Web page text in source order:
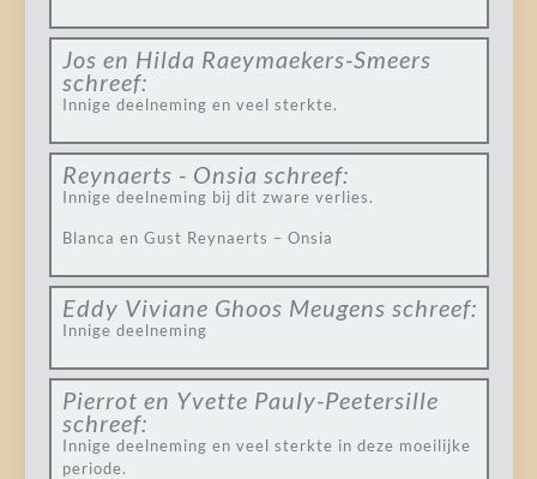
Jos en Hilda Raeymaekers-Smeers
schreef:
Innige deelneming en veel sterkte.
Reynaerts - Onsia schreef:
Innige deelneming bij dit zware verlies.
Blanca en Gust Reynaerts – Onsia
Eddy Viviane Ghoos Meugens schreef:
Innige deelneming
Pierrot en Yvette Pauly-Peetersille
schreef:
Innige deelneming en veel sterkte in deze moeilijke
periode.